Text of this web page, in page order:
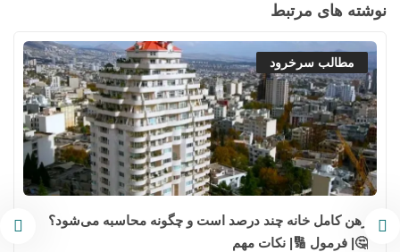
نوشته های مرتبط
مطالب سرخرود
رهن کامل خانه چند درصد است و چگونه محاسبه می‌شود؟
🤔| فرمول 🔢| نکات مهم